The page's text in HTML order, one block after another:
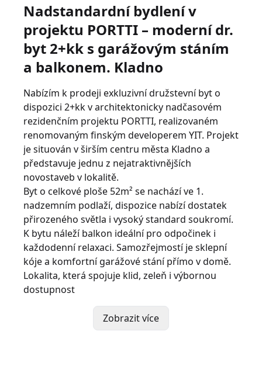
Nadstandardní bydlení v
projektu PORTTI – moderní dr.
byt 2+kk s garážovým stáním
a balkonem. Kladno
Nabízím k prodeji exkluzivní družstevní byt o
dispozici 2+kk v architektonicky nadčasovém
rezidenčním projektu PORTTI, realizovaném
renomovaným finským developerem YIT. Projekt
je situován v širším centru města Kladno a
představuje jednu z nejatraktivnějších
novostaveb v lokalitě.
Byt o celkové ploše 52m² se nachází ve 1.
nadzemním podlaží, dispozice nabízí dostatek
přirozeného světla i vysoký standard soukromí.
K bytu náleží balkon ideální pro odpočinek i
každodenní relaxaci. Samozřejmostí je sklepní
kóje a komfortní garážové stání přímo v domě.
Lokalita, která spojuje klid, zeleň i výbornou
dostupnost
Projekt se nachází v bezprostřední blízkosti
prestižní vilové čtvrti Habešovna a nabízí
kompletní občanskou vybavenost v docházkové
Zobrazit více